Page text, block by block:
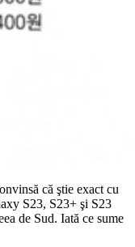
că ştie exact cu
S23, S23+ şi S23
de Sud. Iată ce sume